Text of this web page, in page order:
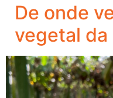
De onde
vegetal